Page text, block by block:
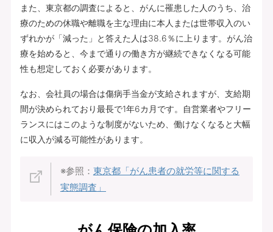
また、東京都の調査によると、がんに罹患した人のうち、治
療のための休職や離職を主な理由に本人または世帯収入のい
ずれかが「減った」と答えた人は38.6％に上ります。がん治
療を始めると、今まで通りの働き方が継続できなくなる可能
性も想定しておく必要があります。
なお、会社員の場合は傷病手当金が支給されますが、支給期
間が決められており最長で1年6カ月です。自営業者やフリー
ランスにはこのような制度がないため、働けなくなると大幅
に収入が減る可能性があります。
※参照： 東京都「がん患者の就労等に関する
実態調査」